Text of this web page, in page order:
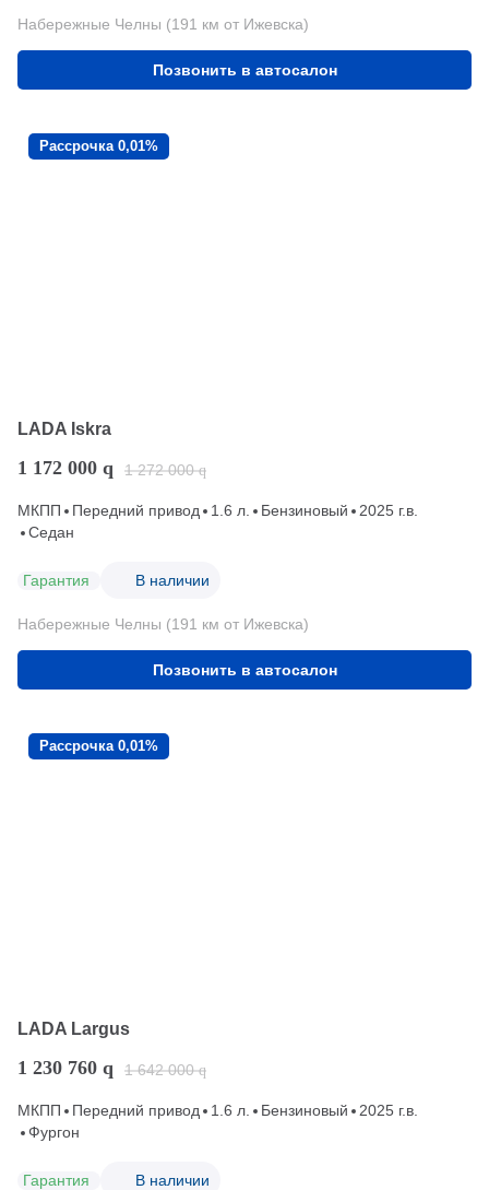
Набережные Челны (191 км от Ижевска)
Позвонить в автосалон
Рассрочка 0,01%
LADA Iskra
1 172 000 q 1 272 000 q
МКПП Передний привод 1.6 л. Бензиновый
2025 г.в.
Седан
Гарантия В наличии
Набережные Челны (191 км от Ижевска)
Позвонить в автосалон
Рассрочка 0,01%
LADA Largus
1 230 760 q 1 642 000 q
МКПП Передний привод 1.6 л. Бензиновый
2025 г.в.
Фургон
Гарантия В наличии